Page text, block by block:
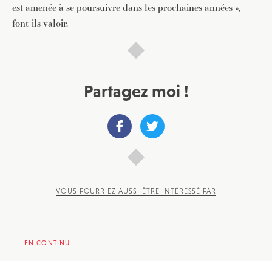
est amenée à se poursuivre dans les prochaines années »,
font-ils valoir.
Partagez moi !
VOUS POURRIEZ AUSSI ÊTRE INTÉRESSÉ PAR
EN CONTINU